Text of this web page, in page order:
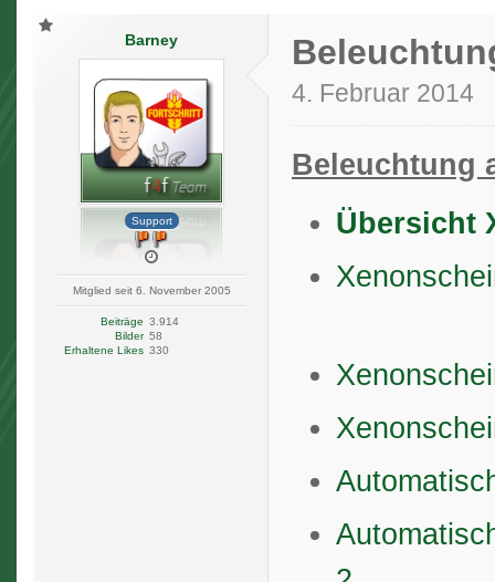
Barney
Support
Mitglied seit 6. November 2005
Beiträge 3.914
Bilder 58
Erhaltene Likes 330
4. Februar 2014
Beleuchtung
Übersicht